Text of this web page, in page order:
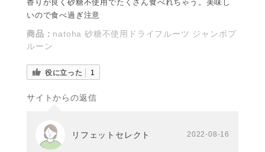
香りが良く砂糖不使用でたくさん食べれちゃう。美味し
いので食べ過ぎ注意
商品： natoha 砂糖不使用ドライフルーツ ジャンボプ
ルーン
役に立った 1
サイトからの返信
リフェットセレクト 2022-08-16